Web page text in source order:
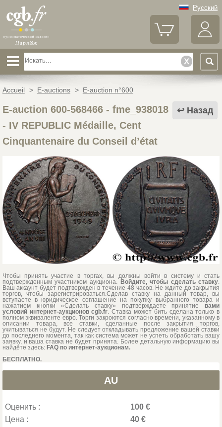
Русский
Accueil > E-auctions > E-auction n°600
Назад
E-auction 600-568466 - fme_938018
- IV REPUBLIC Médaille, Cent
Cinquantenaire du Conseil d’état
Чтобы принять участие в торгах, вы должны войти в систему и стать
подтвержденным участником аукциона. Войдите, чтобы сделать ставку.
Ваш аккаунт будет подтвержден в течение 48 часов. Не ждите до закрытия
торгов, чтобы зарегистрироваться.Сделав ставку на данный товар, вы
вступаете в юридическое соглашение на покупку выбранного товара и
нажатием кнопки «Сделать ставку» подтверждаете принятие
вами
условий интернет-аукционов cgb.fr. Ставка может бить сделана только в
полном эквиваленте евро. Торги закроются согласно времени, указанному в
описании товара, все ставки, сделанные после закрытия торгов,
учитываться не будут. Не следует откладывать предложение вашей ставки
до последнего момента, так как система может не успеть обработать вашу
заявку, и ваша ставка не будет принята. Более детальную информацию вы
найдёте здесь: FAQ по интернет-аукционам.
БЕСПЛАТНО.
AU
Оценить :
100 €
Цена :
40 €